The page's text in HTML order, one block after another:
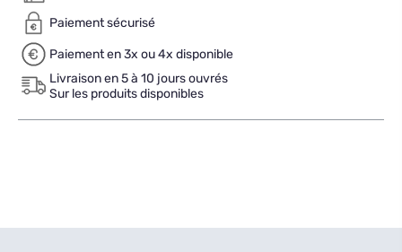
Paiement sécurisé
Paiement en 3x ou 4x disponible
Livraison en 5 à 10 jours ouvrés
Sur les produits disponibles